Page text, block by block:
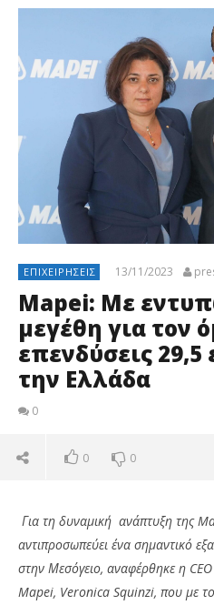
ΕΠΙΧΕΙΡΉΣΕΙΣ 13/11/2023
Mapei: Με
μεγέθη για τον
επενδύσεις
την Ελλάδα
0
0 0
Για τη δυναμική ανάπτυξη της
αντιπροσωπεύει ένα σημαντικό
στην Μεσόγειο, αναφέρθηκε η
Mapei, Veronica Squinzi, που με